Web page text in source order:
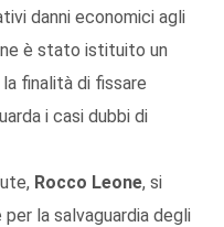
danni economici agli
è stato istituito un
finalità di fissare
i casi dubbi di
Rocco Leone, si
la salvaguardia degli